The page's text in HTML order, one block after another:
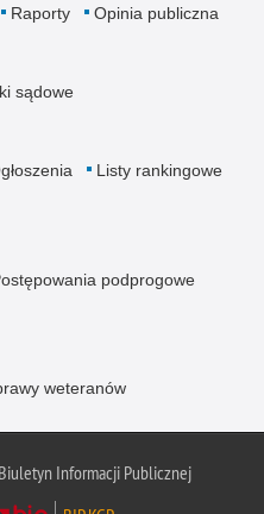
Raporty Opinia publiczna
sądowe
Listy rankingowe
podprogowe
weteranów
Biuletyn Informacji Publicznej